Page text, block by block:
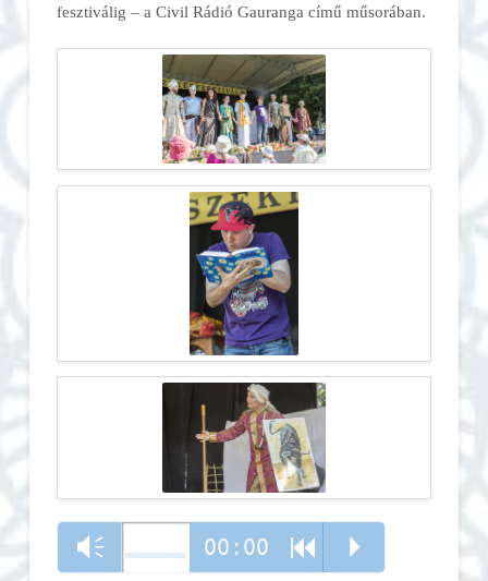
fesztiválig – a Civil Rádió Gauranga című műsorában.
Vm 00:00 R P